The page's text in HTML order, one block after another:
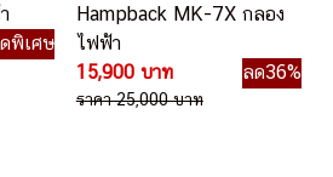
พิเศษ
Hampback MK-7X กลอง
ไฟฟ้า
15,900 บาท
ลด36%
ราคา 25,000 บาท